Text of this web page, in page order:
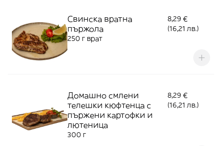
Свинска вратна
пържола
8,29 €
(16,21 лв.)
250 г врат
Домашно смлени
телешки кюфтенца с
пържени картофки и
лютеница
8,29 €
(16,21 лв.)
300 г